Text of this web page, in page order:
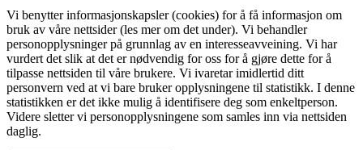
Vi benytter informasjonskapsler (cookies) for å få informasjon om
bruk av våre nettsider (les mer om det under). Vi behandler
personopplysninger på grunnlag av en interesseavveining. Vi har
vurdert det slik at det er nødvendig for oss for å gjøre dette for å
tilpasse nettsiden til våre brukere. Vi ivaretar imidlertid ditt
personvern ved at vi bare bruker opplysningene til statistikk. I denne
statistikken er det ikke mulig å identifisere deg som enkeltperson.
Videre sletter vi personopplysningene som samles inn via nettsiden
daglig.